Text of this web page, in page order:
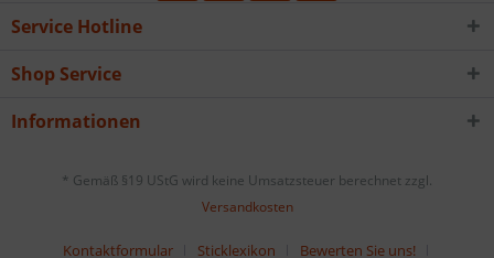
Service Hotline
Shop Service
Informationen
* Gemäß §19 UStG wird keine Umsatzsteuer berechnet zzgl.
Versandkosten
Kontaktformular Sticklexikon Bewerten Sie uns!